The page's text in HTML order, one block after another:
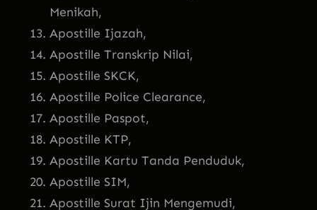
Menikah,
Apostille Ijazah,
Apostille Transkrip Nilai,
Apostille SKCK,
Apostille Police Clearance,
Apostille Paspot,
Apostille KTP,
Apostille Kartu Tanda Penduduk,
Apostille SIM,
Apostille Surat Ijin Mengemudi,